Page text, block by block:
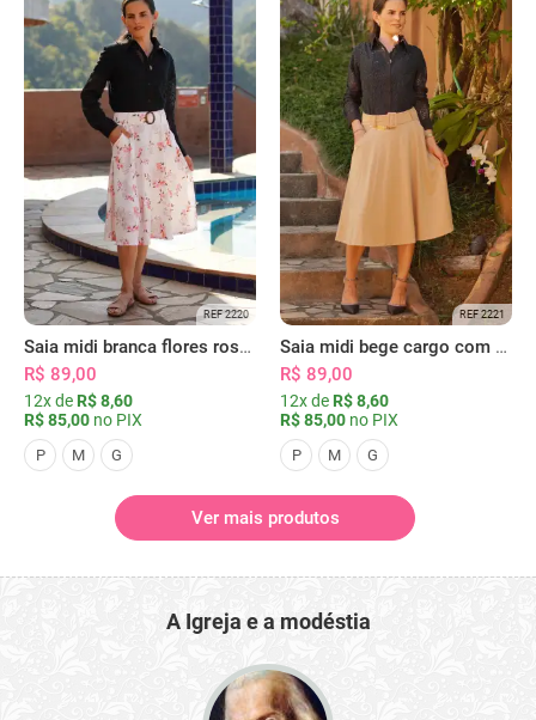
REF 2220
Saia midi branca flores rosas com bolsos
R$ 89,00
12x de R$ 8,60
R$ 85,00 no PIX
P M G
REF 2221
Saia midi bege cargo com bolsos
R$ 89,00
12x de R$ 8,60
R$ 85,00 no PIX
P M G
Ver mais produtos
A Igreja e a modéstia